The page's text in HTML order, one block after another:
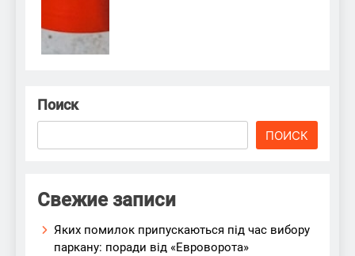
Поиск
ПОИСК
Свежие записи
Яких помилок припускаються під час вибору
паркану: поради від «Евроворота»